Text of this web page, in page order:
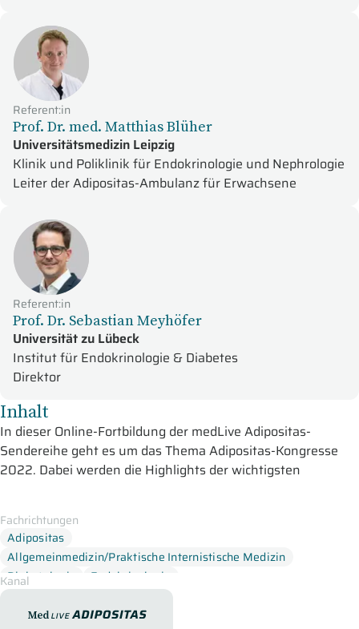
Referent:in
Prof. Dr. med. Matthias Blüher
Universitätsmedizin Leipzig
Klinik und Poliklinik für Endokrinologie und Nephrologie
Leiter der Adipositas-Ambulanz für Erwachsene
Referent:in
Prof. Dr. Sebastian Meyhöfer
Universität zu Lübeck
Institut für Endokrinologie & Diabetes
Direktor
Inhalt
In dieser Online-Fortbildung der medLive Adipositas-
Sendereihe geht es um das Thema Adipositas-Kongresse
2022. Dabei werden die Highlights der wichtigsten
Zu Beginn der Sendung widmet sich Prof. Dr. Matthias
Blüher den Highlights der
bespricht er das "Disease Management Program" und
erläutert den multimodalen Therapieansatz. Zum Schluss
fokussiert er sich auf die digitalen
Gesundheitsanwendungen.
Fachrichtungen
Adipositas
Allgemeinmedizin/Praktische Internistische Medizin
Diabetologie
Endokrinologie
Kanal
medLive Adipositas